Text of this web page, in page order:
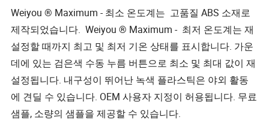
Weiyou ® Maximum - 최소 온도계는 고품질 ABS 소재로
제작되었습니다. Weiyou ® Maximum - 최저 온도계는 재
설정할 때까지 최고 및 최저 기온 상태를 표시합니다. 가운
데에 있는 검은색 수동 누름 버튼으로 최소 및 최대 값이 재
설정됩니다. 내구성이 뛰어난 녹색 플라스틱은 야외 활동
에 견딜 수 있습니다. OEM 사용자 지정이 허용됩니다. 무료
샘플, 소량의 샘플을 제공할 수 있습니다.